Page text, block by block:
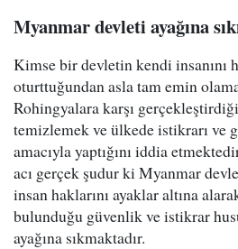
Myanmar devleti ayağına
Kimse bir devletin kendi insanını
oturttuğundan asla tam emin
Rohingyalara karşı gerçekleştirdiği
temizlemek ve ülkede istikrarı ve
amacıyla yaptığını iddia
acı gerçek şudur ki Myanmar
insan haklarını ayaklar altına
bulunduğu güvenlik ve istikrar
ayağına sıkmaktadır.